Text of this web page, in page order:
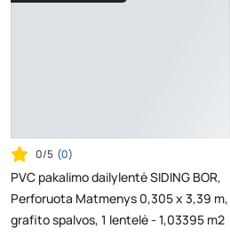
0/5 (0)
PVC pakalimo dailylentė SIDING BOR,
Perforuota Matmenys 0,305 x 3,39 m,
grafito spalvos, 1 lentelė - 1,03395 m2